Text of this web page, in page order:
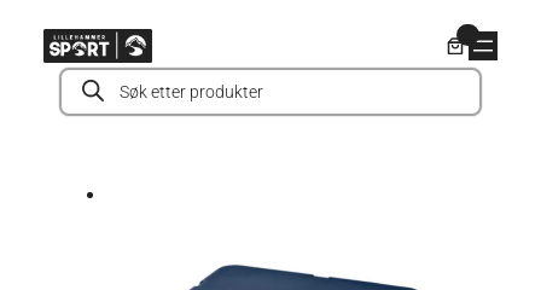
innholdProducts
search